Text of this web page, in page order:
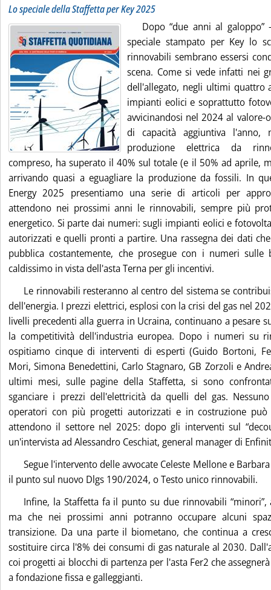
Lo speciale della Staffetta per Key 2025
Dopo “due anni al
speciale stampato per Key lo
rinnovabili sembrano essersi
scena. Come si vede infatti nei
dell'allegato, negli ultimi quattro
impianti eolici e soprattutto
avvicinandosi nel 2024 al valore-
di capacità aggiuntiva
produzione elettrica da
compreso, ha superato il 40% sul totale (e il 50% ad aprile,
arrivando quasi a eguagliare la produzione da fossili. In
Energy 2025 presentiamo una serie di articoli per
attendono nei prossimi anni le rinnovabili, sempre più
energetico. Si parte dai numeri: sugli impianti eolici e
autorizzati e quelli pronti a partire. Una rassegna dei dati
pubblica costantemente, che prosegue con i numeri sulle
caldissimo in vista dell'asta Terna per gli incentivi.
Le rinnovabili resteranno al centro del sistema se
dell'energia. I prezzi elettrici, esplosi con la crisi del gas nel
livelli precedenti alla guerra in Ucraina, continuano a pesare
la competitività dell'industria europea. Dopo i numeri su
ospitiamo cinque di interventi di esperti (Guido Bortoni,
Mori, Simona Benedettini, Carlo Stagnaro, GB Zorzoli e
ultimi mesi, sulle pagine della Staffetta, si sono
sganciare i prezzi dell'elettricità da quelli del gas.
operatori con più progetti autorizzati e in costruzione
attendono il settore nel 2025: dopo gli interventi sul
un'intervista ad Alessandro Ceschiat, general manager di
Segue l'intervento delle avvocate Celeste Mellone e
il punto sul nuovo Dlgs 190/2024, o Testo unico rinnovabili.
Infine, la Staffetta fa il punto su due rinnovabili “minori”,
ma che nei prossimi anni potranno occupare alcuni
transizione. Da una parte il biometano, che continua a
sostituire circa l'8% dei consumi di gas naturale al 2030.
coi progetti ai blocchi di partenza per l'asta Fer2 che
a fondazione fissa e galleggianti.